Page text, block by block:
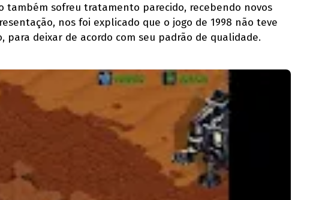
também sofreu tratamento parecido, recebendo novos
nos foi explicado que o jogo de 1998 não teve
deixar de acordo com seu padrão de qualidade.